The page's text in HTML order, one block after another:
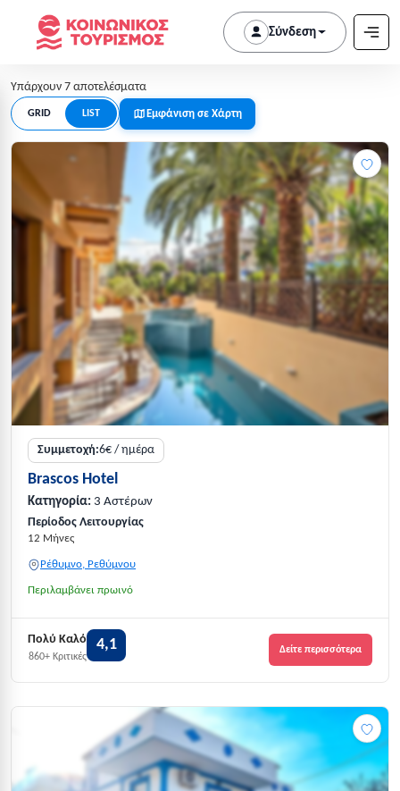
Σύνδεση
Υπάρχουν 7 αποτελέσματα
GRID LIST Εμφάνιση σε Χάρτη
Συμμετοχή:6€ / ημέρα
Brascos Hotel
Κατηγορία: 3 Αστέρων
Περίοδος Λειτουργίας
12 Μήνες
Ρέθυμνο, Ρεθύμνου
Περιλαμβάνει πρωινό
Πολύ Καλό
860+ Κριτικές
4,1 Δείτε περισσότερα